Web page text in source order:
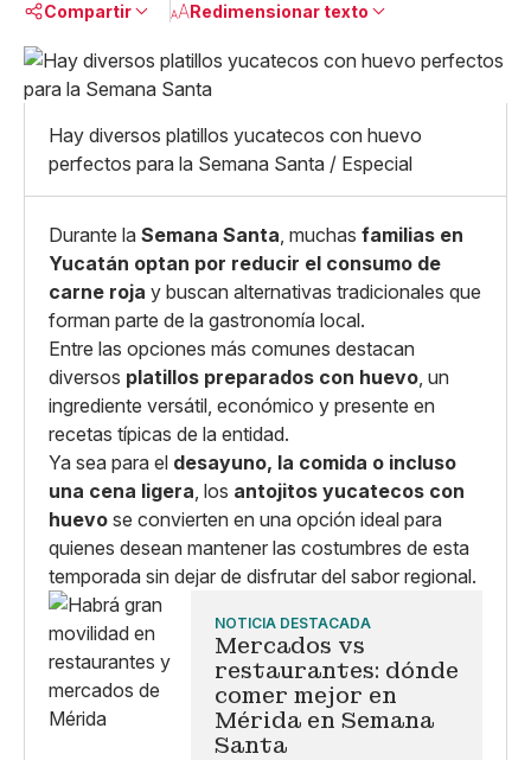
Compartir
Linkedin
X
Whatsapp
Copiar enlace
Redimensionar texto
Grande
Hay diversos platillos yucatecos con huevo
perfectos para la Semana Santa / Especial
Durante la Semana Santa, muchas familias en
Yucatán optan por reducir el consumo de
carne roja y buscan alternativas tradicionales que
forman parte de la gastronomía local.
Entre las opciones más comunes destacan
diversos platillos preparados con huevo, un
ingrediente versátil, económico y presente en
recetas típicas de la entidad.
Ya sea para el desayuno, la comida o incluso
una cena ligera, los antojitos yucatecos con
huevo se convierten en una opción ideal para
quienes desean mantener las costumbres de esta
temporada sin dejar de disfrutar del sabor regional.
NOTICIA DESTACADA
Mercados vs
restaurantes: dónde
comer mejor en
Mérida en Semana
Santa